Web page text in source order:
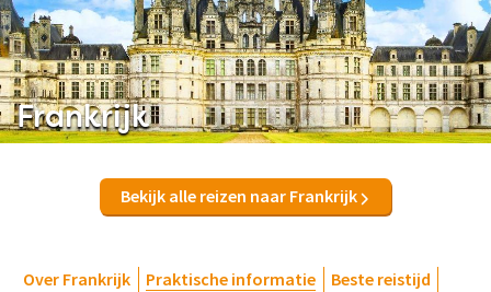
Frankrijk
Bekijk alle reizen naar Frankrijk
Over Frankrijk Praktische informatie
Beste reistijd